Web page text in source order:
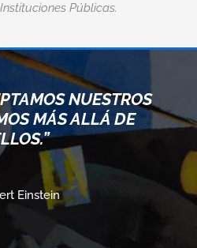
Públicas.
NUESTROS
MÁS ALLÁ DE
Einstein